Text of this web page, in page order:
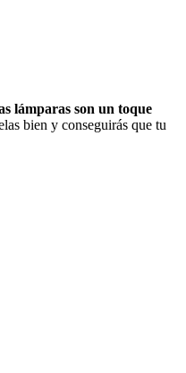
lámparas son un toque
bien y conseguirás que tu